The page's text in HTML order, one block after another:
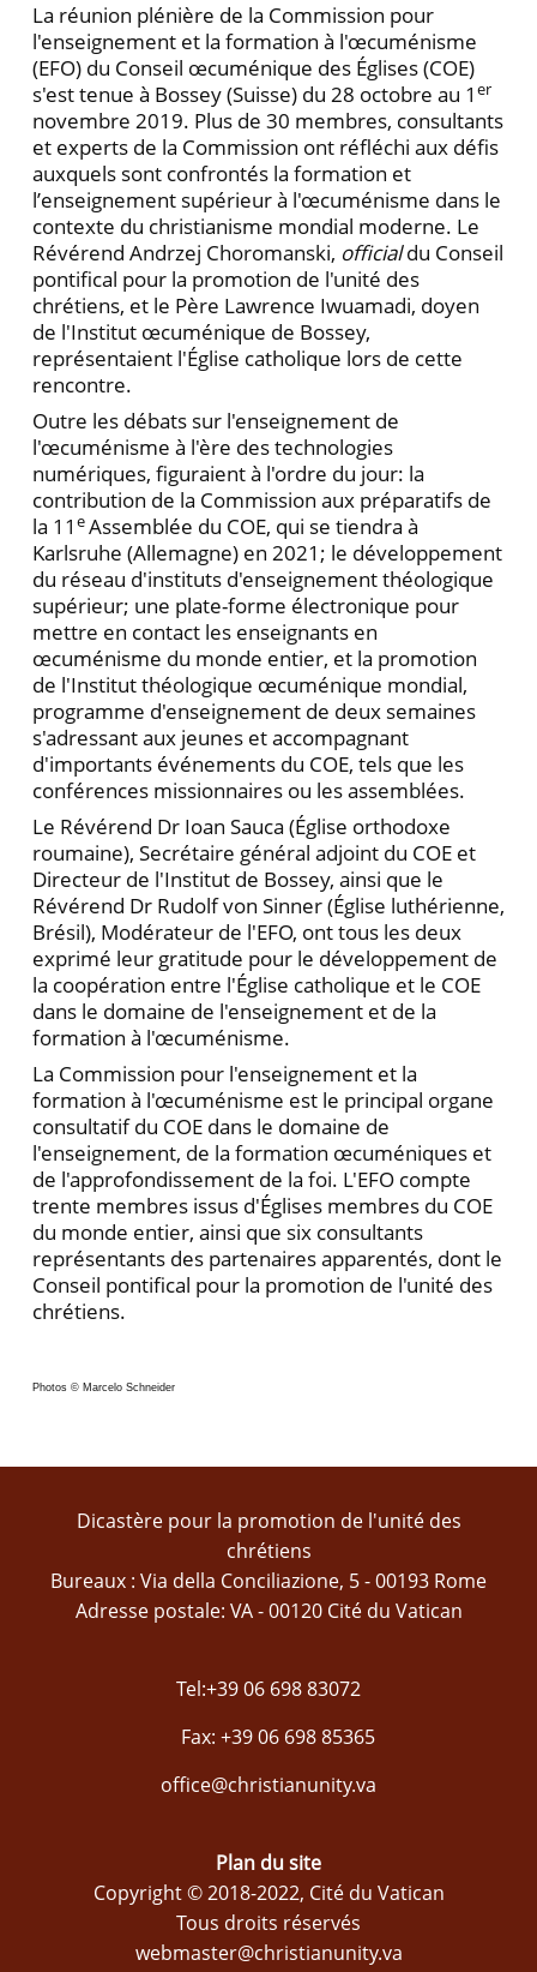
La réunion plénière de la Commission pour
l'enseignement et la formation à l'œcuménisme
(EFO) du Conseil œcuménique des Églises (COE)
s'est tenue à Bossey (Suisse) du 28 octobre au 1 er
novembre 2019. Plus de 30 membres, consultants
et experts de la Commission ont réfléchi aux défis
auxquels sont confrontés la formation et
l’enseignement supérieur à l'œcuménisme dans le
contexte du christianisme mondial moderne. Le
Révérend Andrzej Choromanski, officialdu Conseil
pontifical pour la promotion de l'unité des
chrétiens, et le Père Lawrence Iwuamadi, doyen
de l'Institut œcuménique de Bossey,
représentaient l'Église catholique lors de cette
rencontre.
Outre les débats sur l'enseignement de
l'œcuménisme à l'ère des technologies
numériques, figuraient à l'ordre du jour: la
contribution de la Commission aux préparatifs de
la 11 eAssemblée du COE, qui se tiendra à
Karlsruhe (Allemagne) en 2021; le développement
du réseau d'instituts d'enseignement théologique
supérieur; une plate-forme électronique pour
mettre en contact les enseignants en
œcuménisme du monde entier, et la promotion
de l'Institut théologique œcuménique mondial,
programme d'enseignement de deux semaines
s'adressant aux jeunes et accompagnant
d'importants événements du COE, tels que les
conférences missionnaires ou les assemblées.
Le Révérend Dr Ioan Sauca (Église orthodoxe
roumaine), Secrétaire général adjoint du COE et
Directeur de l'Institut de Bossey, ainsi que le
Révérend Dr Rudolf von Sinner (Église luthérienne,
Brésil), Modérateur de l'EFO, ont tous les deux
exprimé leur gratitude pour le développement de
la coopération entre l'Église catholique et le COE
dans le domaine de l'enseignement et de la
formation à l'œcuménisme.
La Commission pour l'enseignement et la
formation à l'œcuménisme est le principal organe
consultatif du COE dans le domaine de
l'enseignement, de la formation œcuméniques et
de l'approfondissement de la foi. L'EFO compte
trente membres issus d'Églises membres du COE
du monde entier, ainsi que six consultants
représentants des partenaires apparentés, dont le
Conseil pontifical pour la promotion de l'unité des
chrétiens.
Photos © Marcelo Schneider
Dicastère pour la promotion de l'unité des
chrétiens
Bureaux : Via della Conciliazione, 5 - 00193 Rome
Adresse postale: VA - 00120 Cité du Vatican
Tel:+39 06 698 83072
Fax: +39 06 698 85365
office@christianunity.va
Plan du site
Copyright © 2018-2022, Cité du Vatican
Tous droits réservés
webmaster@christianunity.va